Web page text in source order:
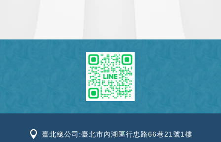
臺北總公司:臺北市內湖區行忠路66巷21號1樓